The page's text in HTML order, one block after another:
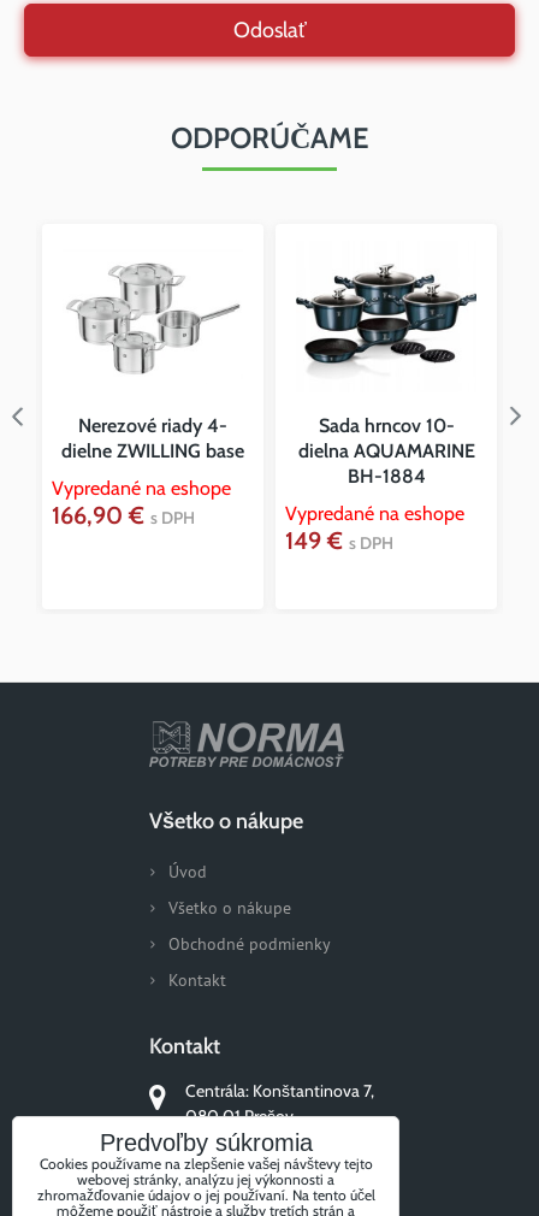
Odoslať
ODPORÚČAME
Nerezové riady 4-
dielne ZWILLING base
Vypredané na eshope
166,90 € s DPH
Sada hrncov 10-
dielna AQUAMARINE
BH-1884
Vypredané na eshope
149 € s DPH
Všetko o nákupe
Úvod
Všetko o nákupe
Obchodné podmienky
Kontakt
Kontakt
Centrála: Konštantinova 7,
080 01 Prešov
+421 51/77 311 96
Predvoľby súkromia
Cookies používame na zlepšenie vašej návštevy tejto
webovej stránky, analýzu jej výkonnosti a
zhromažďovanie údajov o jej používaní. Na tento účel
môžeme použiť nástroje a služby tretích strán a